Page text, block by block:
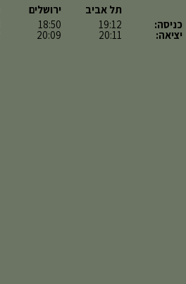
כניסה:
יציאה:
תל אביב
19:12
20:11
ירושלים
18:50
20:09